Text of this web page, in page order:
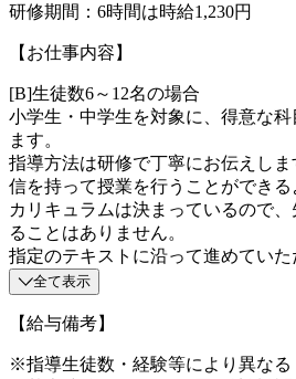
研修期間：6時間は時給1,230円
【お仕事内容】
[B]生徒数6～12名の場合
小学生・中学生を対象に、得意な
ます。
指導方法は研修で丁寧にお伝えし
信を持って授業を行うことができる
カリキュラムは決まっているので
ることはありません。
指定のテキストに沿って進めていた
全て表示
【給与備考】
※指導生徒数・経験等により異なる